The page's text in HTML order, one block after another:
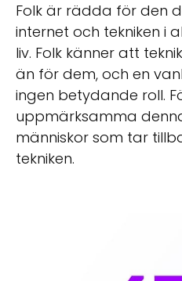
Folk är rädda för den
internet och tekniken i
liv. Folk känner att
än för dem, och en
ingen betydande roll.
uppmärksamma
människor som tar
tekniken.